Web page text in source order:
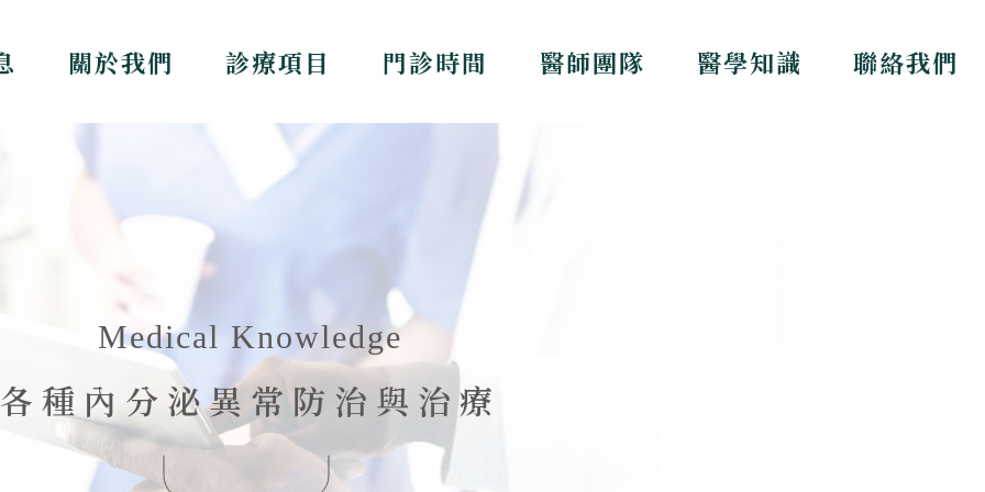
關於我們 診療項目 門診時間 醫師團隊 醫學知識 聯絡我們
各種內分泌異常防治與治療